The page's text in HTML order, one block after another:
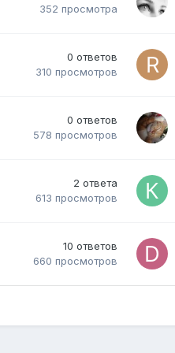
352 просмотра
0 ответов
310 просмотров
0 ответов
578 просмотров
2 ответа
613 просмотров
10 ответов
660 просмотров